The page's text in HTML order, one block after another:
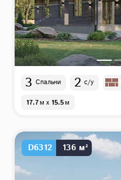
3 Спальни 2 с/у
17.7м x 15.5м
D6312 136 м²